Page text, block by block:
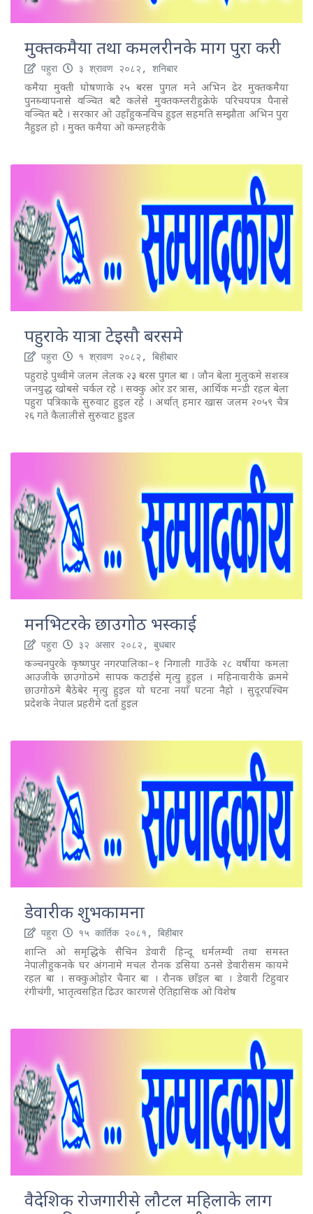
मुक्तकमैया तथा कमलरीनके माग पुरा करी
पहुरा ३ श्रावण २०८२, शनिबार
कमैया मुक्ती घोषणाके २५ बरस पुगल मने अभिन ढेर मुक्तकमैया
पुनस्र्थापनासे वञ्चित बटै कलेसे मुक्तकम्लरीहुक्रेफे परिचयपत्र पैनासे
वञ्चित बटै । सरकार ओ उहाँहुकनविच हुइल सहमति सम्झौता अभिन पुरा
नैहुइल हो । मुक्त कमैया ओ कम्लहरीके
पहुराके यात्रा टेइसौ बरसमे
पहुरा १ श्रावण २०८२, बिहीबार
पहुराहे पुथ्वीमे जलम लेलक २३ बरस पुगल बा । जौन बेला मुलुकमे सशस्त्र
जनयुद्ध खोबसे चर्कल रहे । सक्कु ओर डर त्रास, आर्थिक मन्डी रहल बेला
पहुरा पत्रिकाके सुरुवाट हुइल रहे । अर्थात् हमार खास जलम २०५९ चैत्र
२६ गते कैलालीसे सुरुवाट हुइल
मनभिटरके छाउगोठ भस्काई
पहुरा ३२ असार २०८२, बुधबार
कञ्चनपुरके कृष्णपुर नगरपालिका–१ निगाली गाउँके २८ वर्षीया कमला
आउजीके छाउगोठमे सापक कटाईसे मृत्यु हुइल । महिनावारीके क्रममे
छाउगोठमे बैठेबेर मृत्यु हुइल यो घटना नयाँ घटना नैहो । सुदूरपश्चिम
प्रदेशके नेपाल प्रहरीमे दर्ता हुइल
डेवारीक शुभकामना
पहुरा १५ कार्तिक २०८१, बिहीबार
शान्ति ओ समृद्धिके सैचिन डेवारी हिन्दू धर्मलम्वी तथा समस्त
नेपालीहुकनके घर अंगनामे मचल रौनक डसिया ठनसे डेवारीसम कायमे
रहल बा । सक्कुओहोर चैनार बा । रौनक छाँइल बा । डेवारी टिहुवार
रंगीचंगी, भातृत्वसहित ढिउर कारणसे ऐतिहासिक ओ विशेष
वैदेशिक रोजगारीसे लौटल महिलाके लाग